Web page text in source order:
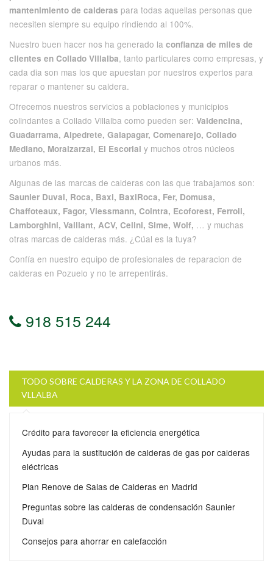
mantenimiento de calderas para todas aquellas personas que
necesiten siempre su equipo rindiendo al 100%.
Nuestro buen hacer nos ha generado la confianza de miles de
clientes en Collado Villalba, tanto particulares como empresas, y
cada dia son mas los que apuestan por nuestros expertos para
reparar o mantener su caldera.
Ofrecemos nuestros servicios a poblaciones y municipios
colindantes a Collado Villalba como pueden ser: Valdencina,
Guadarrama, Alpedrete, Galapagar, Comenarejo, Collado
Mediano, Moralzarzal, El Escorial y muchos otros núcleos
urbanos más.
Algunas de las marcas de calderas con las que trabajamos son:
Saunier Duval, Roca, Baxi, BaxiRoca, Fer, Domusa,
Chaffoteaux, Fagor, Viessmann, Cointra, Ecoforest, Ferroli,
Lamborghini, Vaillant, ACV, Celini, Sime, Wolf, … y muchas
otras marcas de calderas más. ¿Cúal es la tuya?
Confía en nuestro equipo de profesionales de reparacion de
calderas en Pozuelo y no te arrepentirás.
918 515 244
TODO SOBRE CALDERAS Y LA ZONA DE COLLADO
VLLALBA
Crédito para favorecer la eficiencia energética
Ayudas para la sustitución de calderas de gas por calderas
eléctricas
Plan Renove de Salas de Calderas en Madrid
Preguntas sobre las calderas de condensación Saunier
Duval
Consejos para ahorrar en calefacción